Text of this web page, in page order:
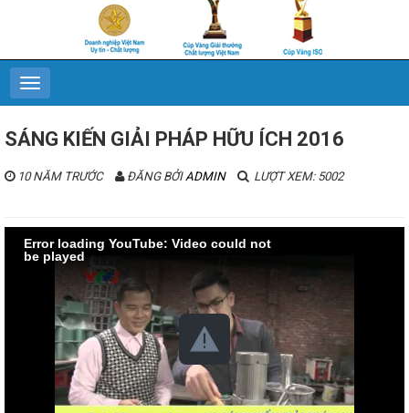
SÁNG KIẾN GIẢI PHÁP HỮU ÍCH 2016
10 NĂM TRƯỚC ĐĂNG BỞIADMIN LƯỢT XEM: 5002
Error loading YouTube: Video could not
be played